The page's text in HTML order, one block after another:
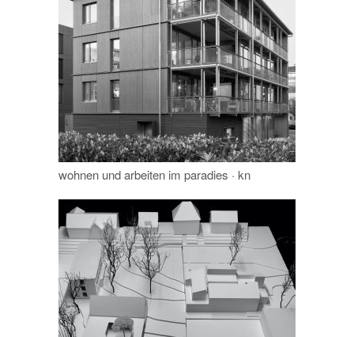
wohnen und arbeiten im paradies · kn